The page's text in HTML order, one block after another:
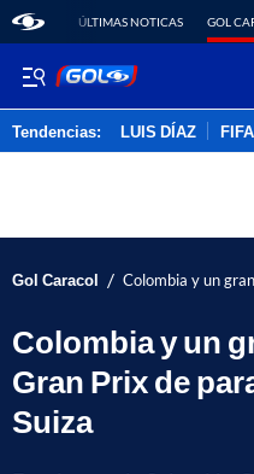
ÚLTIMAS NOTICAS GOL
Tendencias: LUIS DÍAZ
Gol Caracol / Colombia y un
Colombia y un
Gran Prix de
Suiza